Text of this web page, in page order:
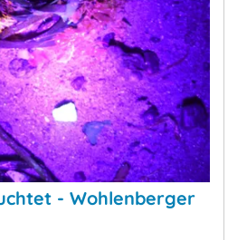
- Wohlenberger